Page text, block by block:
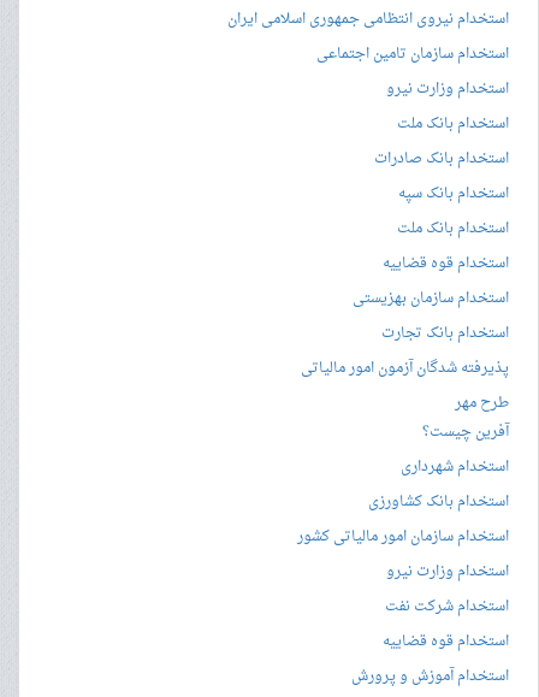
استخدام نیروی انتظامی جمهوری اسلامی ایران
استخدام سازمان تامین اجتماعی
استخدام وزارت نیرو
استخدام بانک ملت
استخدام بانک صادرات
استخدام بانک سپه
استخدام بانک ملت
استخدام قوه قضاییه
استخدام سازمان بهزیستی
استخدام بانک تجارت
پذیرفته شدگان آزمون امور مالیاتی
طرح مهر
آفرین چیست؟
استخدام شهرداری
استخدام بانک کشاورزی
استخدام سازمان امور مالیاتی کشور
استخدام وزارت نیرو
استخدام شرکت نفت
استخدام قوه قضاییه
استخدام آموزش و پرورش